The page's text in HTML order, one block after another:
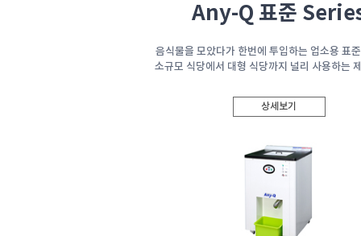
Any-Q 표준
음식물을 모았다가 한번에 투입하는 업소용 표
소규모 식당에서 대형 식당까지 널리 사용하는
상세보기